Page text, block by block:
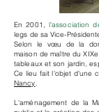
En 2001, l'association
legs de sa Vice-
Selon le vœu de la
maison de maître du
tableaux et son jardin,
Ce lieu fait l'objet d'une
Nancy.
L'aménagement de la